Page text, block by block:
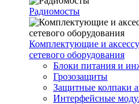
Радиомосты
Комплектующие и
сетевого оборудования
Блоки питания и
Грозозащиты
Защитные колпаки
Интерфейсные